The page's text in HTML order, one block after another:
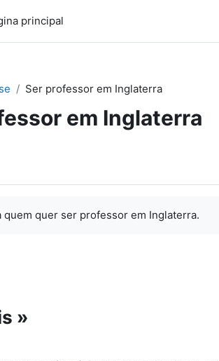
principal
Ser professor em Inglaterra
em Inglaterra
quem quer ser professor em Inglaterra.
»